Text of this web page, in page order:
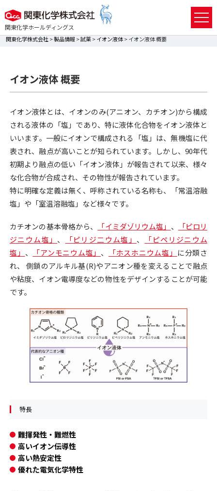
関東化学ホールディングス
関東化学株式会社>製品情報>試薬>イオン液体> イオン液体 概要
イオン液体 概要
イオン液体とは、イオンのみ(アニオン、カチオン)から構成
される液体の「塩」であり、特に液体化合物をイオン液体と
いいます。一般にイオンで構成される「塩」は、無機塩に代
表され、融点が高いことが知られています。しかし、90年代
初期より融点の低い「イオン液体」が報告されて以来、様々
な化合物が合成され、その物性が報告されています。
特に明確な定義は無く、呼称されている名称も、「常温溶融
塩」や「室温溶融塩」など様々です。
カチオンの基本骨格から、 「イミダゾリウム塩」 、
「ピロリ
ジニウム塩」 、 「ピリジ二ウム塩」 、
「ピペリジニウム
塩」 、 「アンモニウム塩」 、 「ホスホニウム塩」 に分類さ
れ、 側鎖のアルキル基(R)やアニオン種を変えることで融点
や粘度、イオン電導度などの物性をデザインすることが可能
です。
特長
難揮発性・難燃性
高いイオン伝導性
高い熱安定性
優れた電気化学特性